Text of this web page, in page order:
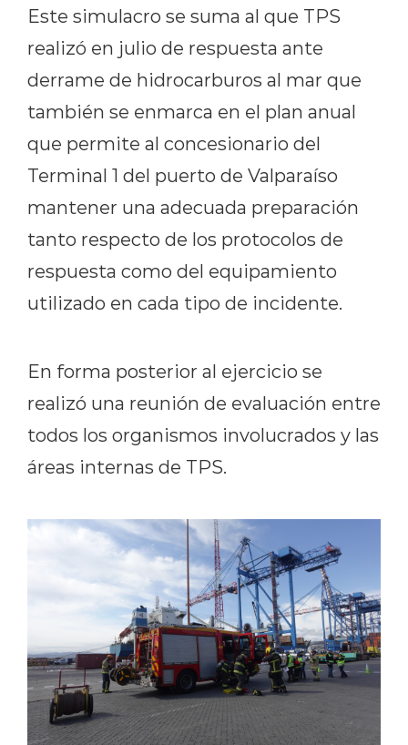
Este simulacro se suma al que TPS
realizó en julio de respuesta ante
derrame de hidrocarburos al mar que
también se enmarca en el plan anual
que permite al concesionario del
Terminal 1 del puerto de Valparaíso
mantener una adecuada preparación
tanto respecto de los protocolos de
respuesta como del equipamiento
utilizado en cada tipo de incidente.
En forma posterior al ejercicio se
realizó una reunión de evaluación entre
todos los organismos involucrados y las
áreas internas de TPS.